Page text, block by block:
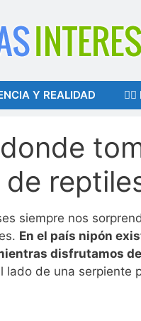
Y REALIDAD 🕵️‍♂️
siempre nos
En el país nipón
disfrutamos
lado de una serpiente